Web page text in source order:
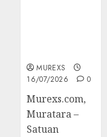
MUREXS
16/07/2026
0
Murexs.com,
Muratara –
Satuan